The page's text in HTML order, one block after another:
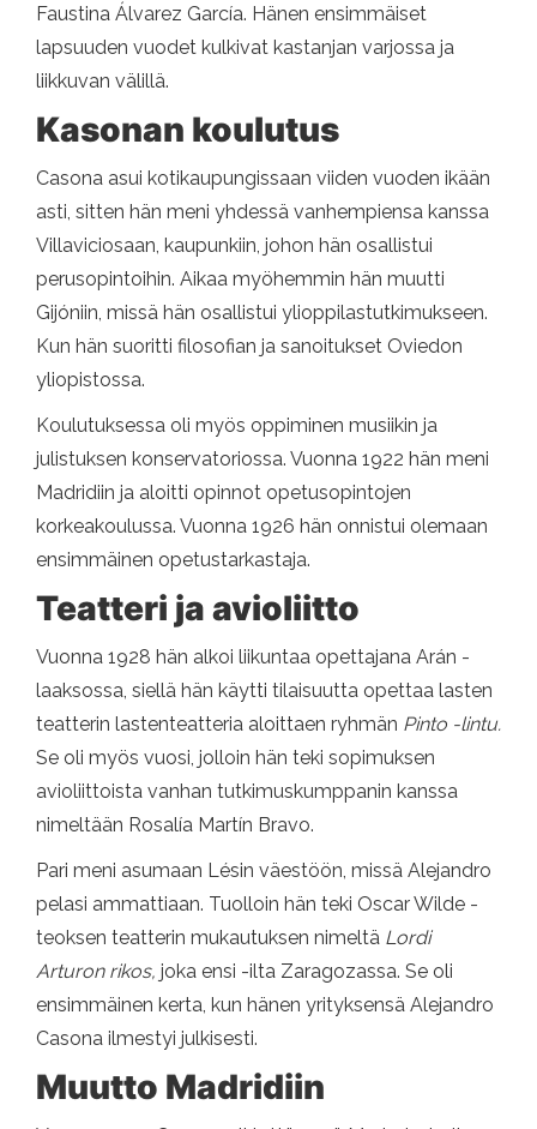
Faustina Álvarez García. Hänen ensimmäiset
lapsuuden vuodet kulkivat kastanjan varjossa ja
liikkuvan välillä.
Kasonan koulutus
Casona asui kotikaupungissaan viiden vuoden ikään
asti, sitten hän meni yhdessä vanhempiensa kanssa
Villaviciosaan, kaupunkiin, johon hän osallistui
perusopintoihin. Aikaa myöhemmin hän muutti
Gijóniin, missä hän osallistui ylioppilastutkimukseen.
Kun hän suoritti filosofian ja sanoitukset Oviedon
yliopistossa.
Koulutuksessa oli myös oppiminen musiikin ja
julistuksen konservatoriossa. Vuonna 1922 hän meni
Madridiin ja aloitti opinnot opetusopintojen
korkeakoulussa. Vuonna 1926 hän onnistui olemaan
ensimmäinen opetustarkastaja.
Teatteri ja avioliitto
Vuonna 1928 hän alkoi liikuntaa opettajana Arán -
laaksossa, siellä hän käytti tilaisuutta opettaa lasten
teatterin lastenteatteria aloittaen ryhmän Pinto -lintu.
Se oli myös vuosi, jolloin hän teki sopimuksen
avioliittoista vanhan tutkimuskumppanin kanssa
nimeltään Rosalía Martín Bravo.
Pari meni asumaan Lésin väestöön, missä Alejandro
pelasi ammattiaan. Tuolloin hän teki Oscar Wilde -
teoksen teatterin mukautuksen nimeltä Lordi
Arturon rikos, joka ensi -ilta Zaragozassa. Se oli
ensimmäinen kerta, kun hänen yrityksensä Alejandro
Casona ilmestyi julkisesti.
Muutto Madridiin